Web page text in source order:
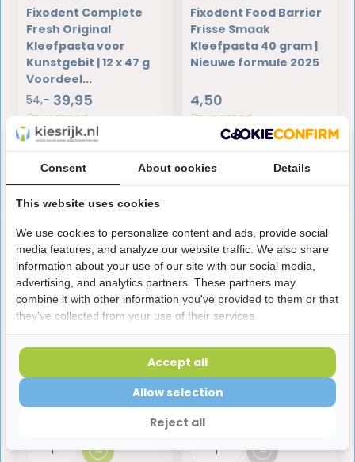
Fixodent Complete
Fresh Original
Kleefpasta voor
Kunstgebit | 12 x 47 g
Voordeel...
54,- 39,95
Op voorraad
Fixodent Food Barrier
Frisse Smaak
Kleefpasta 40 gram |
Nieuwe formule 2025
4,50
Op voorraad
Corega Kleefcrème
gram
Corega Kleefpasta
Triple Action - 40
gram
6,25
Niet op voorraad
Consent About cookies Details
This website uses cookies
We use cookies to personalize content and ads, provide social
media features, and analyze our website traffic. We also share
information about your use of our site with our social media,
advertising, and analytics partners. These partners may
combine it with other information you've provided to them or that
they've collected from your use of their services.
Reject all
Allow selection
Accept all